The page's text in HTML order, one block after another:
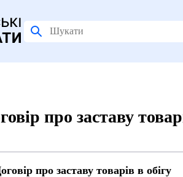
про заставу
про заставу товарів в обігу